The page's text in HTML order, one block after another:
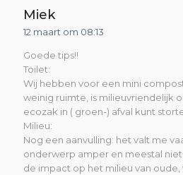
c
h
t
n
a
v
Miek
12 maart om 08:13
Goede tips!!
Toilet:
Wij hebben voor een mini
weinig ruimte, is milieuvriendelijk
ecozak in ( groen-) afval kunt
Milieu:
Nog een aanvulling: het valt me
onderwerp amper en meestal
de impact op het milieu van oude,